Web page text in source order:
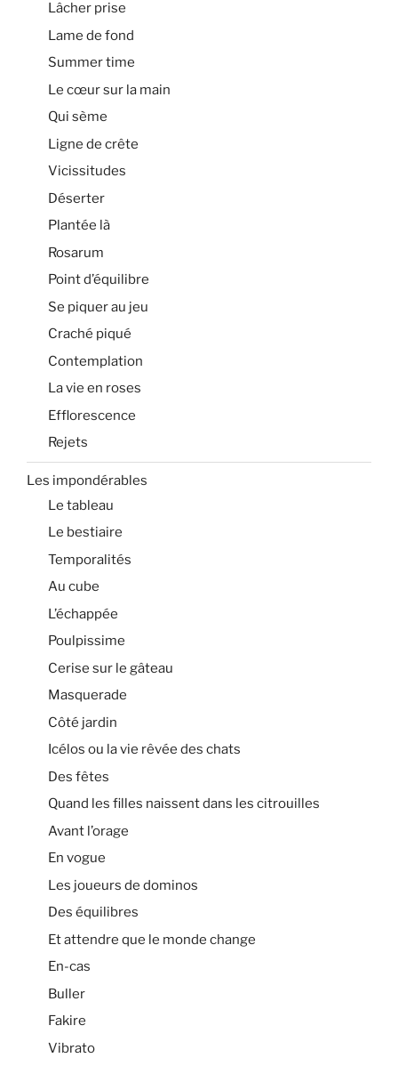
Lâcher prise
Lame de fond
Summer time
Le cœur sur la main
Qui sème
Ligne de crête
Vicissitudes
Déserter
Plantée là
Rosarum
Point d’équilibre
Se piquer au jeu
Craché piqué
Contemplation
La vie en roses
Efflorescence
Rejets
Les impondérables
Le tableau
Le bestiaire
Temporalités
Au cube
L’échappée
Poulpissime
Cerise sur le gâteau
Masquerade
Côté jardin
Icélos ou la vie rêvée des chats
Des fêtes
Quand les filles naissent dans les citrouilles
Avant l’orage
En vogue
Les joueurs de dominos
Des équilibres
Et attendre que le monde change
En-cas
Buller
Fakire
Vibrato